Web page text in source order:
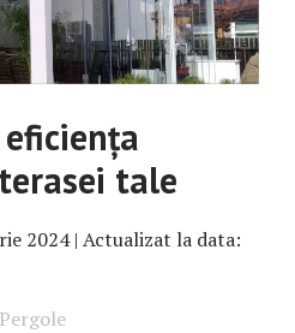
tale
2024| Actualizat la data:
Pergole